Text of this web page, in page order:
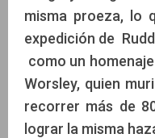
misma proeza, lo
expedición de
como un
Worsley, quien
recorrer más de
lograr la misma